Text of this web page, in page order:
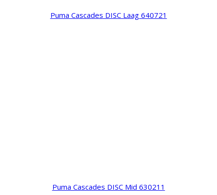
Puma Cascades DISC Laag 640721
Puma Cascades DISC Mid 630211